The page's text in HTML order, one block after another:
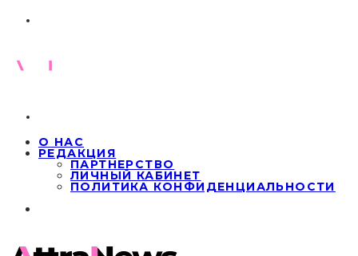
О НАС
РЕДАКЦИЯ
ПАРТНЕРСТВО
ЛИЧНЫЙ КАБИНЕТ
ПОЛИТИКА КОНФИДЕНЦИАЛЬНОСТИ